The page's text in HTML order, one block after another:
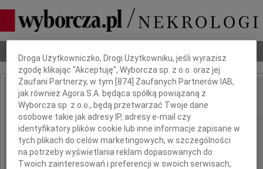
IMIĘ I NAZWISKO: Bogusław Muniak
REGION: Kraków
DATA EMISJI: 15.12.2009
Dbamy o Twoją prywatność
Droga Użytkowniczko, Drogi Użytkowniku, jeśli wyrazisz
zgodę klikając "Akceptuję", Wyborcza sp. z o.o. oraz jej
Zaufani Partnerzy, w tym [874 ] Zaufanych Partnerów IAB,
jak również Agora S.A. będąca spółką powiązaną z
Wyborcza sp. z o.o., będą przetwarzać Twoje dane
osobowe takie jak adresy IP, adresy e-mail czy
identyfikatory plików cookie lub inne informacje zapisane w
tych plikach do celów marketingowych, w szczególności
na potrzeby wyświetlania reklam dopasowanych do
Twoich zainteresowań i preferencji w swoich serwisach,